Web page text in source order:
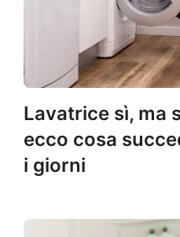
Lavatrice sì, ma
ecco cosa
i giorni